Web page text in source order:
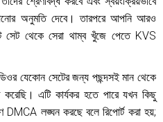
অনুমতি দেবে। তারপরে আপনি আরও
সেট থেকে সেরা থাম্ব খুঁজে পেতে KVS
যেকোন সেটের জন্য পছন্দসই মান থেকে
এটি কার্যকর হতে পারে যখন কিছু
DMCA লঙ্ঘন করছে বলে রিপোর্ট করা হয়;